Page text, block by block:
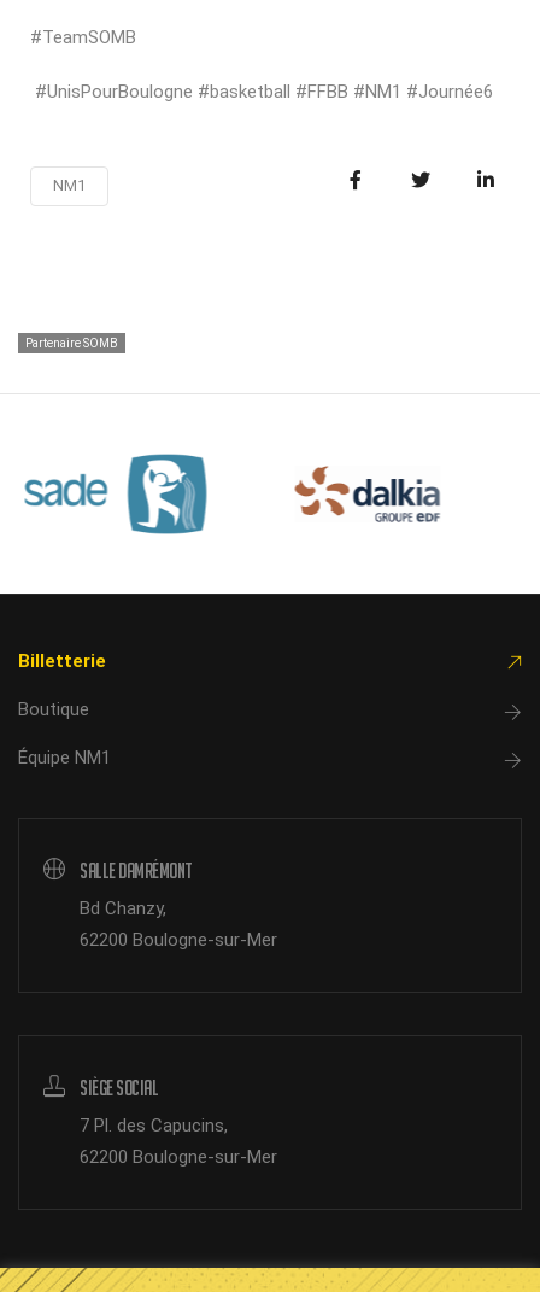
#TeamSOMB
#UnisPourBoulogne #basketball #FFBB #NM1 #Journée6
NM1
Partenaire SOMB
Billetterie
Boutique
Équipe NM1
Salle Damrémont
Bd Chanzy,
62200 Boulogne-sur-Mer
Siège Social
7 Pl. des Capucins,
62200 Boulogne-sur-Mer